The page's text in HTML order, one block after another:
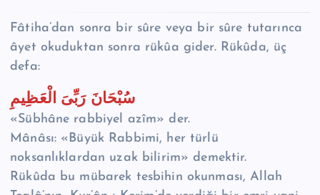
Fâtiha’dan sonra bir sûre veya bir sûre tutarınca
âyet okuduktan sonra rükûa gider. Rükûda, üç
defa:
سُبْحَانَ رَبِّىَ الْعَظِيمِ
«Sübhâne rabbiyel azîm» der.
Mânâsı: «Büyük Rabbimi, her türlü
noksanlıklardan uzak bilirim» demektir.
Rükûda bu mübarek tesbihin okunması, Allah